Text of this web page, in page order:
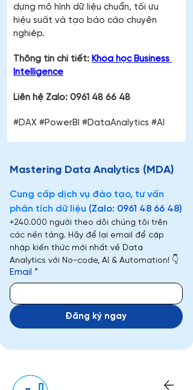
dựng mô hình dữ liệu chuẩn, tối ưu
hiệu suất và tạo báo cáo chuyên
nghiệp.
Thông tin chi tiết: Khóa học Business
Intelligence
Liên hệ Zalo: 0961 48 66 48
#DAX #PowerBI #DataAnalytics #AI
Mastering Data Analytics (MDA)
Cung cấp dịch vụ đào tạo, tư vấn
phân tích dữ liệu (Zalo: 0961 48 66 48)
+240.000 người theo dõi chúng tôi trên
các nền tảng. Hãy để lại email để cập
nhập kiến thức mới nhất về Data
Analytics với No-code, AI & Automation! 👇
Email *
Đăng ký ngay